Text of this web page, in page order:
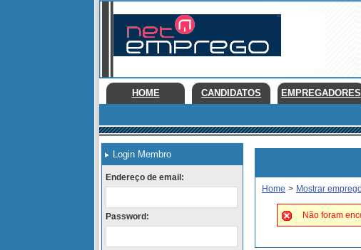
HOME CANDIDATOS EMPREGADORES
Login Membro
Endereço de email:
Password:
Home > Mostrar
Não foram